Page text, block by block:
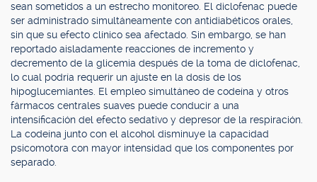
sean sometidos a un estrecho monitoreo. El diclofenac puede
ser administrado simultáneamente con antidiabéticos orales,
sin que su efecto clínico sea afectado. Sin embargo, se han
reportado aisladamente reacciones de incremento y
decremento de la glicemia después de la toma de diclofenac,
lo cual podría requerir un ajuste en la dosis de los
hipoglucemiantes. El empleo simultáneo de codeína y otros
fármacos centrales suaves puede conducir a una
intensificación del efecto sedativo y depresor de la respiración.
La codeína junto con el alcohol disminuye la capacidad
psicomotora con mayor intensidad que los componentes por
separado.